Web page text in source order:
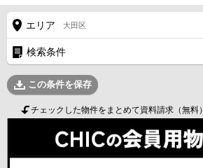
エリア 大田区
検索条件
この条件を保存
チェックした物件をまとめて資料請求（無料）